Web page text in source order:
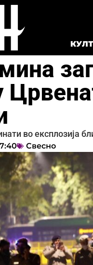
во експлозија
Свесно